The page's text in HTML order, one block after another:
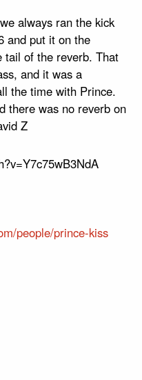
always ran the kick
and put it on the
tail of the reverb. That
and it was a
the time with Prince.
there was no reverb on
Z
people/prince-kiss